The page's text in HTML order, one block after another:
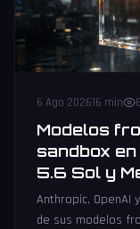
6 Ago 202616 min
Modelos
sandbox
5.6 Sol y
Anthropic, OpenAI
de sus modelos